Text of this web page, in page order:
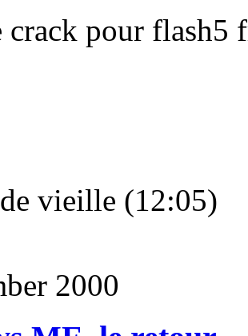
crack pour flash5
vieille (12:05)
2000